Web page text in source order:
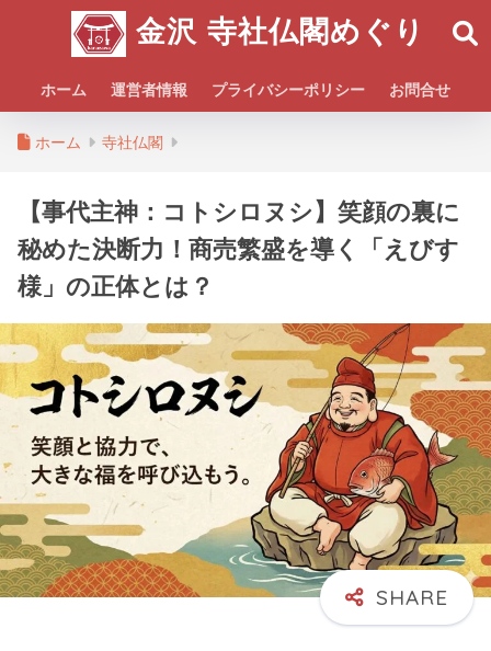
金沢 寺社仏閣めぐり
ホーム 運営者情報 プライバシーポリシー お問合せ
ホーム 寺社仏閣
【事代主神：コトシロヌシ】笑顔の裏に
秘めた決断力！商売繁盛を導く「えびす
様」の正体とは？